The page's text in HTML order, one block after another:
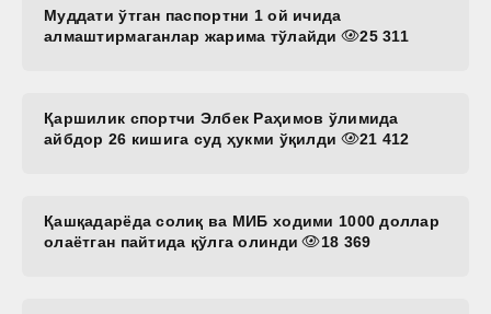
Муддати ўтган паспортни 1 ой ичида
алмаштирмаганлар жарима тўлайди
25 311
Қаршилик спортчи Элбек Раҳимов ўлимида
айбдор 26 кишига суд ҳукми ўқилди
21 412
Қашқадарёда солиқ ва МИБ ходими 1000 доллар
олаётган пайтида қўлга олинди
18 369